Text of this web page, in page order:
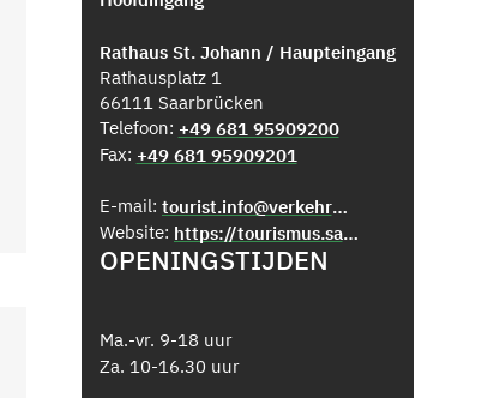
Rathaus St. Johann / Haupteingang
Rathausplatz 1
66111 Saarbrücken
Telefoon: +49 681 95909200
Fax: +49 681 95909201
E-mail:
tourist.info@verkehrsverein-sb.de
Website:
https://tourismus.saarbruecken.de/service/tourist_information
OPENINGSTIJDEN
Ma.-vr. 9-18 uur
Za. 10-16.30 uur